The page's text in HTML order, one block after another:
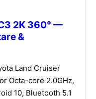
2K 360° —
&
Land Cruiser
Octa-core 2.0GHz,
10, Bluetooth 5.1